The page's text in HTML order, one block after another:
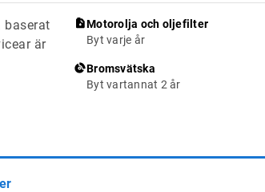
baserat
är
Motorolja och oljefilter
Byt varje år
Bromsvätska
Byt vartannat 2 år